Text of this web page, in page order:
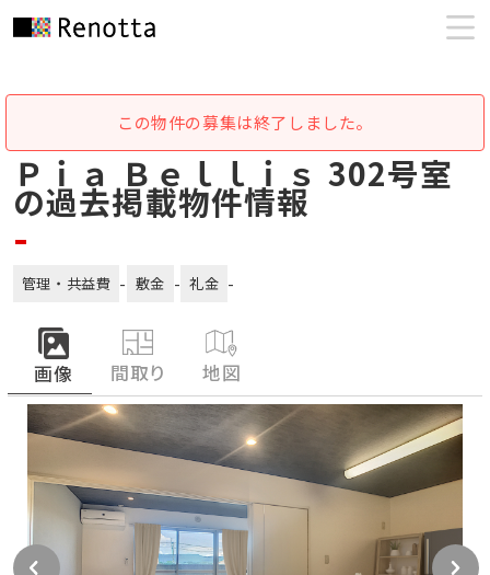
この物件の募集は終了しました。
Ｐｉａ Ｂｅｌｌｉｓ 302号室
の過去掲載物件情報
-
管理・共益費 - 敷金 - 礼金 -
画像 間取り 地図